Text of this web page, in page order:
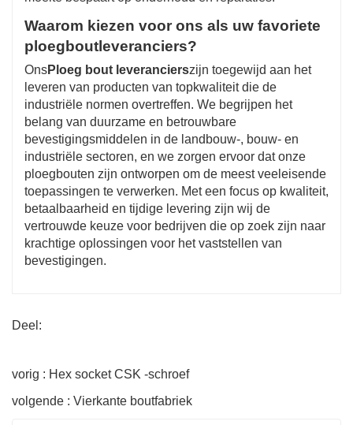
Waarom kiezen voor ons als uw favoriete
ploegboutleveranciers?
OnsPloeg bout leverancierszijn toegewijd aan het
leveren van producten van topkwaliteit die de
industriële normen overtreffen. We begrijpen het
belang van duurzame en betrouwbare
bevestigingsmiddelen in de landbouw-, bouw- en
industriële sectoren, en we zorgen ervoor dat onze
ploegbouten zijn ontworpen om de meest veeleisende
toepassingen te verwerken. Met een focus op kwaliteit,
betaalbaarheid en tijdige levering zijn wij de
vertrouwde keuze voor bedrijven die op zoek zijn naar
krachtige oplossingen voor het vaststellen van
bevestigingen.
Deel:
vorig : Hex socket CSK -schroef
volgende : Vierkante boutfabriek